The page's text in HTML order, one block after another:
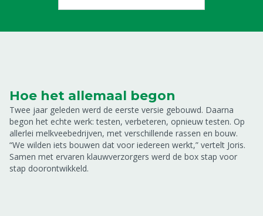
Hoe het allemaal begon
Twee jaar geleden werd de eerste versie gebouwd. Daarna
begon het echte werk: testen, verbeteren, opnieuw testen. Op
allerlei melkveebedrijven, met verschillende rassen en bouw.
“We wilden iets bouwen dat voor iedereen werkt,” vertelt Joris.
Samen met ervaren klauwverzorgers werd de box stap voor
stap doorontwikkeld.